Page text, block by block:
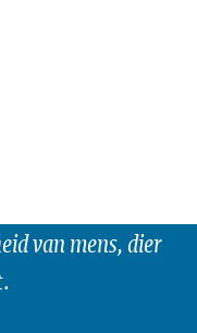
van mens, dier